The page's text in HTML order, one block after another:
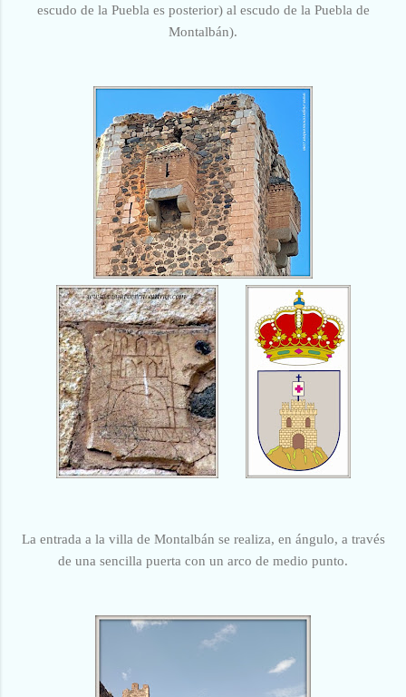
escudo de la Puebla es posterior) al escudo de la Puebla de
Montalbán).
La entrada a la villa de Montalbán se realiza, en ángulo, a través
de una sencilla puerta con un arco de medio punto.